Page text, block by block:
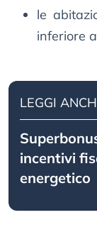
le
inferiore
LEGGI
incentivi
energetico